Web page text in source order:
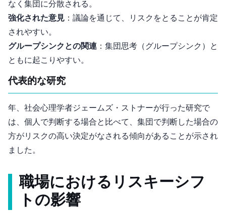
なく集団に分散される。
強化された意見 ：議論を通じて、リスクをとることが肯定
されやすい。
グループシンクとの関連 ：集団思考（グループシンク）と
ともに起こりやすい。
代表的な研究
1961年、社会心理学者ジェームズ・ストナーが行った研究で
は、個人で判断する場合と比べて、集団で判断した場合の
方がリスクの高い決定がなされる傾向があることが示され
ました。
職場におけるリスキーシフ
トの影響